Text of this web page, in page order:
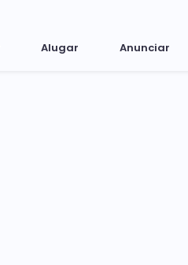
Anunciar
Alugar